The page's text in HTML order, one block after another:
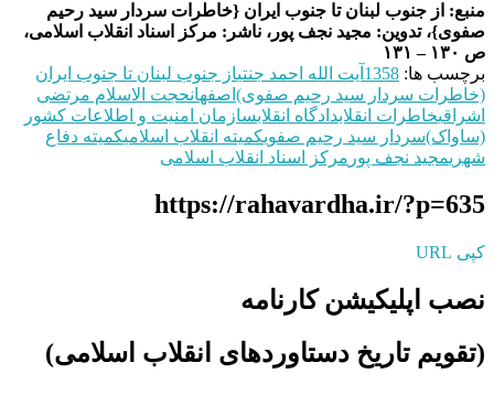
منبع: از جنوب لبنان تا جنوب ایران {خاطرات سردار سید رحیم
صفوی}، تدوین: مجید نجف پور، ناشر: مرکز اسناد انقلاب اسلامی،
ص ۱۳۰ – ۱۳۱
برچسب ها: 1358 آیت الله احمد جنتیاز جنوب لبنان تا جنوب ایران
(خاطرات سردار سید رحیم صفوی) اصفهانحجت الاسلام مرتضی
اشراقیخاطرات انقلابدادگاه انقلابسازمان امنیت و اطلاعات کشور
(ساواک)سردار سید رحیم صفویکمیته انقلاب اسلامیکمیته دفاع
شهریمجید نجف پور مرکز اسناد انقلاب اسلامی
https://rahavardha.ir/?p=635
کپی URL
نصب اپلیکیشن کارنامه
(تقویم تاریخ دستاوردهای انقلاب اسلامی​)